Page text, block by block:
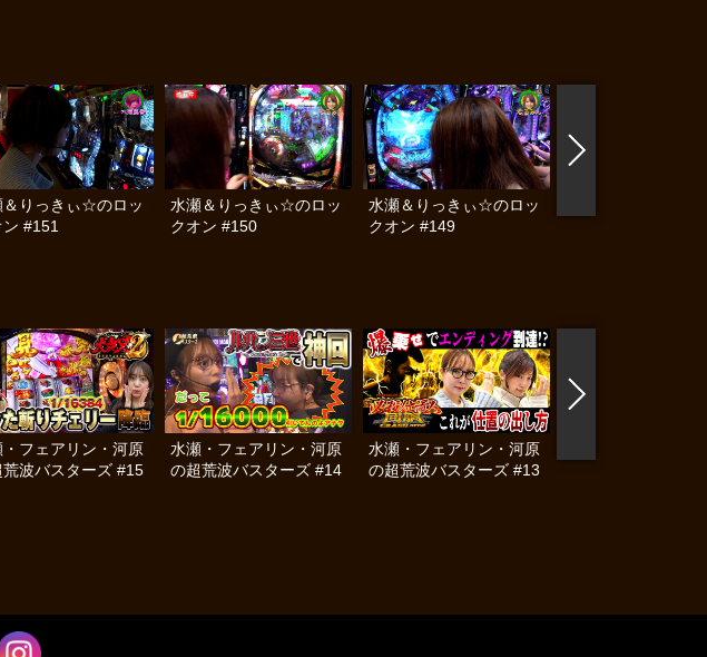
＆りっきぃ☆のロッ
ン #151
水瀬＆りっきぃ☆のロッ
クオン #150
水瀬＆りっきぃ☆のロッ
クオン #149
・フェアリン・河原
荒波バスターズ #15
水瀬・フェアリン・河原
の超荒波バスターズ #14
水瀬・フェアリン・河原
の超荒波バスターズ #13